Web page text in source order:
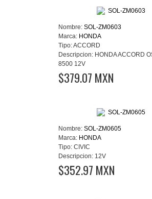
Nombre: SOL-ZM0603
Marca: HONDA
Tipo:ACCORD
Descripcion: HONDA ACCORD
8500 12V
$379.07 MXN
Nombre: SOL-ZM0605
Marca: HONDA
Tipo: CIVIC
Descripcion: 12V
$352.97 MXN